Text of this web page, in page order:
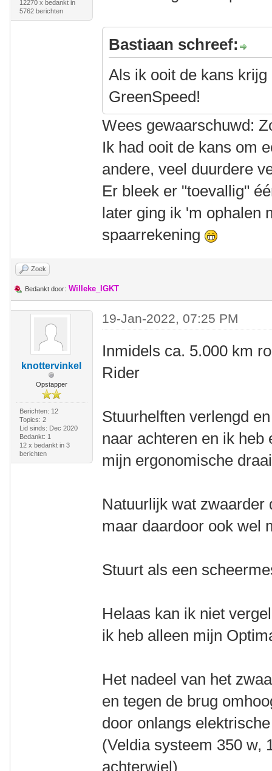
12270 x bedankt in
5762 berichten
Bastiaan schreef:
Als ik ooit de kans
GreenSpeed!
Wees gewaarschuwd:
Ik had ooit de kans om
andere, veel duurdere
Er bleek er "toevallig"
later ging ik 'm ophalen
spaarrekening
Zoek
Bedankt door: Willeke_IGKT
knottervinkel
Opstapper
Berichten: 12
Topics: 2
Lid sinds: Dec 2020
Bedankt: 1
12 x bedankt in 3
berichten
19-Jan-2022, 07:25 PM
Inmidels ca. 5.000 km
Rider
Stuurhelften verlengd
naar achteren en ik
mijn ergonomische
Natuurlijk wat zwaarder
maar daardoor ook wel
Stuurt als een
Helaas kan ik niet
ik heb alleen mijn
Het nadeel van het
en tegen de brug
door onlangs
(Veldia systeem 350 w,
achterwiel)